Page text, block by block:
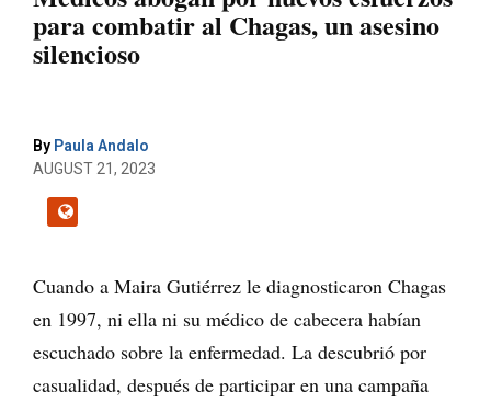
para combatir al Chagas, un asesino
silencioso
By Paula Andalo
AUGUST 21, 2023
Cuando a Maira Gutiérrez le diagnosticaron Chagas
en 1997, ni ella ni su médico de cabecera habían
escuchado sobre la enfermedad. La descubrió por
casualidad, después de participar en una campaña